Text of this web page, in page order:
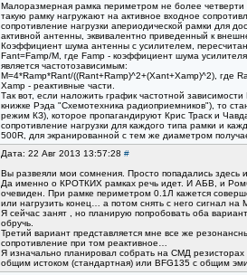
Малоразмерная рамка периметром не более четверти
такую рамку нагружают на активное входное
сопротивление нагрузки апериодической рамки для
активной антенны, эквивалентно приведенный к
Коэффициент шума антенны с усилителем,
Fant=Famp/M, где Famp - коэффициент шума
является частотозависимым:
М=4*Ramp*Rant/((Rant+Ramp)^2+(Xant+Xamp)^2), где
Xamp - реактивные части.
Так вот, если наложить график частотной
книжке Рэда "Схемотехника радиоприемников"), то
режим КЗ), которое пропагандируют Крис Траск и
сопротивление нагрузки для каждого типа рамки и
500R, для экранированной с тем же диаметром
Дата: 22 Авг 2013 13:57:28 #
Вы развеяли мои сомнения. Просто попадались
Да именно о КРОТКИХ рамках речь идет. И АБВ, и
очевиден. При рамке периметром 0.1Л кажется
или нагрузить конец… а потом снять с него сигнал на
Я сейчас занят , но планирую попробовать оба
обручь.
Третий вариант представляется мне все же
сопротивление при том реактивное…
Я изначально планировал собрать на СМД
общим истоком (стандартная) или BFG135 с общим